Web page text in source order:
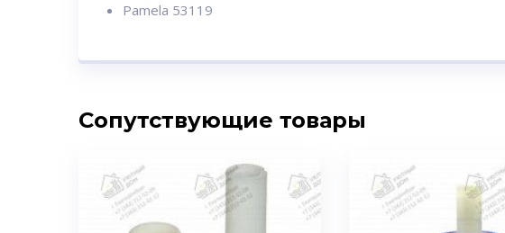
Pamela 53119
Сопутствующие товары